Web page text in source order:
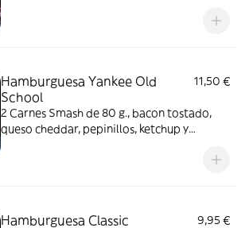
Hamburguesa Yankee Old
School
11,50 €
2 Carnes Smash de 80 g., bacon tostado,
queso cheddar, pepinillos, ketchup y
Hamburguesa Classic 9,95 €